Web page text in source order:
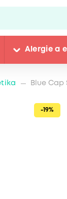
Alergie a
Blue Cap
-19%